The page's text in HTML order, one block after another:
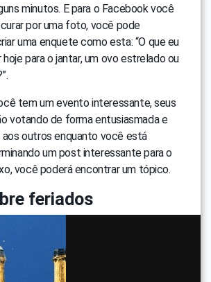
minutos. E para o Facebook você
por uma foto, você pode
uma enquete como esta: “O que eu
para o jantar, um ovo estrelado ou
tem um evento interessante, seus
votando de forma entusiasmada e
aos outros enquanto você está
um post interessante para o
você poderá encontrar um tópico.
feriados